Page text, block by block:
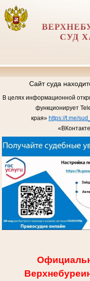
СУД
Сайт суда
В целях информационной
функционирует
края» https://t.me/